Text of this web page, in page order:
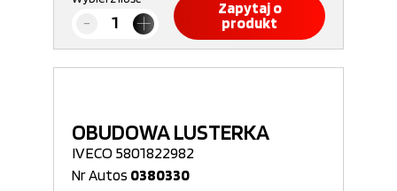
Zapytaj o
produkt
OBUDOWA LUSTERKA
IVECO 5801822982
Nr Autos 0380330